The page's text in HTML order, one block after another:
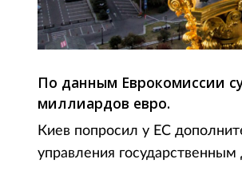
По данным Еврокомиссии
миллиардов евро.
Киев попросил у ЕС
управления